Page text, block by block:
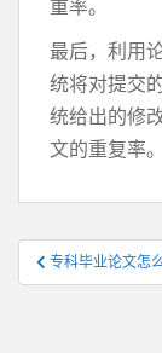
重率。
最后，利用
统将对提交
统给出的修
文的重复率。
文
章
专科毕业论文怎